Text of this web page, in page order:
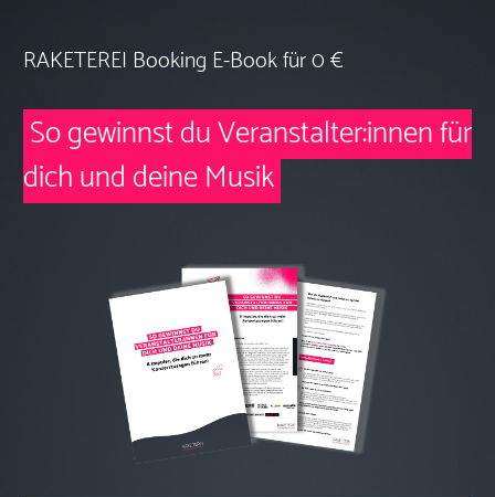
RAKETEREI Booking E-Book für 0 €
So gewinnst du Veranstalter:innen für
dich und deine Musik